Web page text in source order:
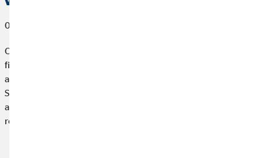
06 de marzo de 2026
OVB España, compañía especializada en planificación
financiera para particulares, hemos sido reconocida como la
agencia mejor clasificada en los Premios “Agente Vinculado
Socio Allianz” 2026, un galardón que distingue a los diez
agentes vinculados con mayor puntuación en función de los
resultados obtenidos durante el ejercicio 2025.